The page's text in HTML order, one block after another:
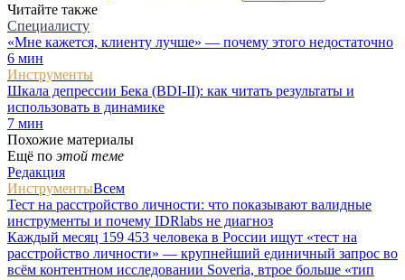
Читайте также
Специалисту
«Мне кажется, клиенту лучше» — почему этого недостаточно
6 мин
Инструменты
Шкала депрессии Бека (BDI-II): как читать результаты и
использовать в динамике
7 мин
Похожие материалы
Ещё по этой теме
Редакция
ИнструментыВсем
Тест на расстройство личности: что показывают валидные
инструменты и почему IDRlabs не диагноз
Каждый месяц 159 453 человека в России ищут «тест на
расстройство личности» — крупнейший единичный запрос во
всём контентном исследовании Soveria, втрое больше «тип